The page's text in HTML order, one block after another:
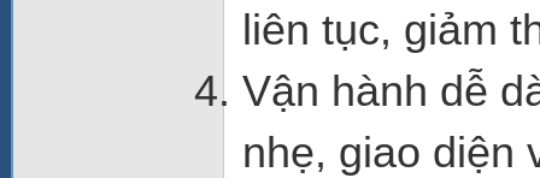
liên tục, giảm
Vận hành dễ
nhẹ, giao diện